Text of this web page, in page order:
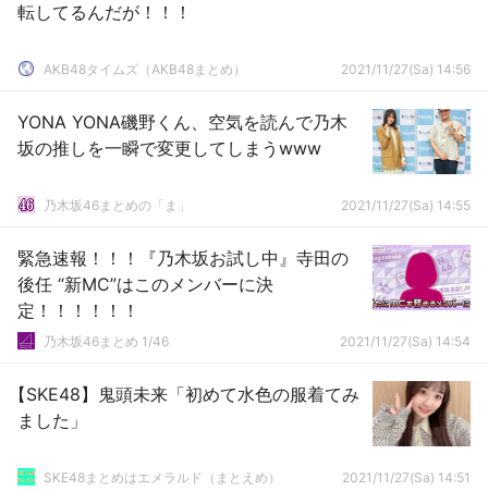
転してるんだが！！！
AKB48タイムズ（AKB48まとめ） 2021/11/27(Sa) 14:56
YONA YONA磯野くん、空気を読んで乃木
坂の推しを一瞬で変更してしまうwww
乃木坂46まとめの「ま」 2021/11/27(Sa) 14:55
緊急速報！！！『乃木坂お試し中』寺田の
後任 “新MC”はこのメンバーに決
定！！！！！！
乃木坂46まとめ 1/46 2021/11/27(Sa) 14:54
【SKE48】鬼頭未来「初めて水色の服着てみ
ました」
SKE48まとめはエメラルド（まとえめ） 2021/11/27(Sa) 14:51